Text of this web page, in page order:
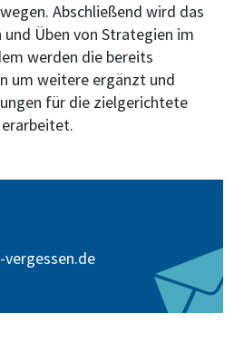
Abschließend wird das
Üben von Strategien im
werden die bereits
um weitere ergänzt und
für die zielgerichtete